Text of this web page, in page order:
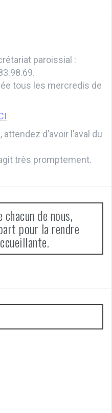
paroissial :
tous les mercredis de
d’avoir l’aval du
très promptement.
de nous,
pour la rendre